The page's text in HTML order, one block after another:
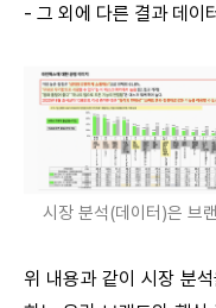
- 그 외에 다른 결과 데이
시장 분석(데이터)은 브
위 내용과 같이 시장 분